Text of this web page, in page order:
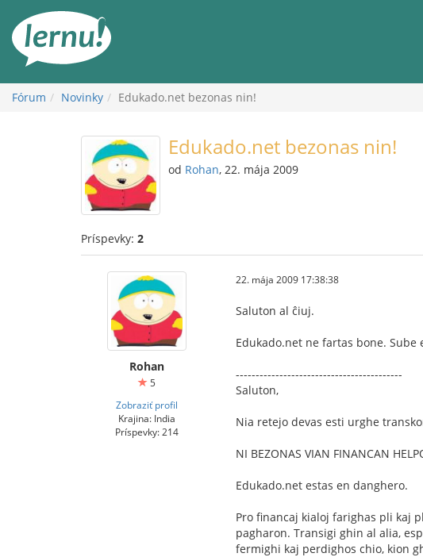
obsah
Fórum Novinky Edukado.net bezonas nin!
Edukado.net bezonas nin!
od Rohan, 22. mája 2009
Príspevky: 2
Rohan
5
Zobraziť profil
Krajina: India
Príspevky: 214
22. mája 2009 17:38:38
Saluton al ĉiuj.
Edukado.net ne fartas bone.
------------------------------------------
Saluton,
Nia retejo devas esti urghe
NI BEZONAS VIAN FINANCAN
Edukado.net estas en danghero.
Pro financaj kialoj farighas pli kaj
pagharon. Transigi ghin al alia,
fermighi kaj perdighos chio, kion